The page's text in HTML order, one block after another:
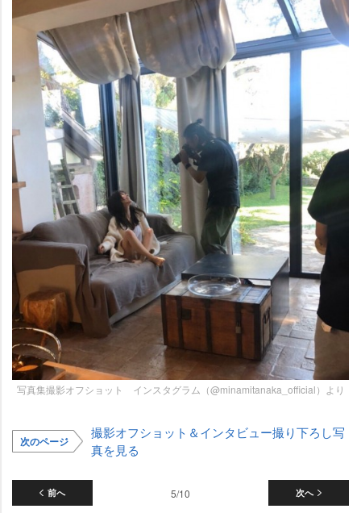
写真集撮影オフショット インスタグラム（@minamitanaka_official）より
次のページ
撮影オフショット＆インタビュー撮り下ろし写
真を見る
前へ 次へ
5/10